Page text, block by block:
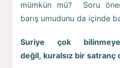
mümkün mü? Soru
barış umudunu da içinde
Suriye çok
değil, kuralsız bir satranç